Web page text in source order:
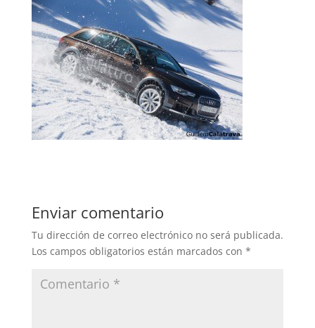
Enviar comentario
Tu dirección de correo electrónico no será publicada.
Los campos obligatorios están marcados con *